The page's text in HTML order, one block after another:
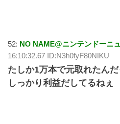
52: NO NAME@ニンテンドーニ
16:10:32.67 ID:N3h0fyF80NIKU
たしか1万本で元取れたんだ
しっかり利益だしてるねぇ